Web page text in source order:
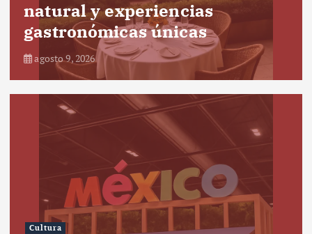
natural y experiencias
gastronómicas únicas
agosto 9, 2026
Cultura